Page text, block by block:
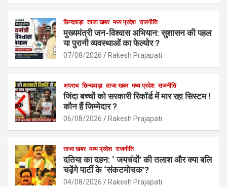
b
o
o
k
s
A
p
p
e
छिन्दवाड़ा ताजा खबर मध्य प्रदेश राजनीति
मुख्यमंत्री जन-विश्वास अभियान: सुशासन की पहल
या पुरानी व्यवस्थाओं का फेल्योर ?
07/08/2026 Rakesh Prajapati
अपराध छिन्दवाड़ा ताजा खबर मध्य प्रदेश राजनीति
जिंदा बच्चों को सरकारी रिकॉर्ड में मार रहा सिस्टम !
कौन हैं जिम्मेदार ?
06/08/2026 Rakesh Prajapati
ताजा खबर मध्य प्रदेश राजनीति
दतिया का दहन: ‘ जयचंदों’ की तलाश और क्या बलि
चढ़ेंगे पार्टी के ‘संकटमोचक’?
04/08/2026 Rakesh Prajapati